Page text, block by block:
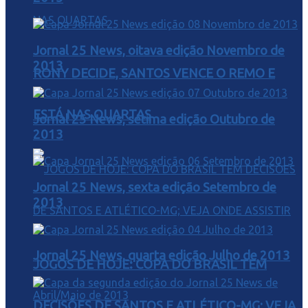
RONY DECIDE, SANTOS VENCE O REMO E
ESTÁ NAS QUARTAS
JOGOS DE HOJE: COPA DO BRASIL TEM
Jornal 25 News, oitava edição Novembro de
2013
Jornal 25 News, sétima edição Outubro de
2013
Jornal 25 News, sexta edição Setembro de
2013
Jornal 25 News, quarta edição Julho de 2013